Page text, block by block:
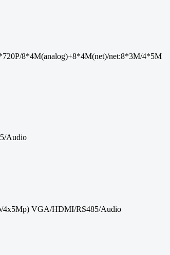
8*4M(analog)+8*4M(net)/net:8*3M/4*5M
Audio
4x5Mp) VGA/HDMI/RS485/Audio